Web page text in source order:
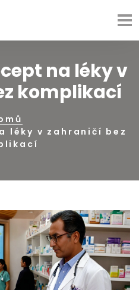
na léky v
komplikací
léky v zahraničí bez